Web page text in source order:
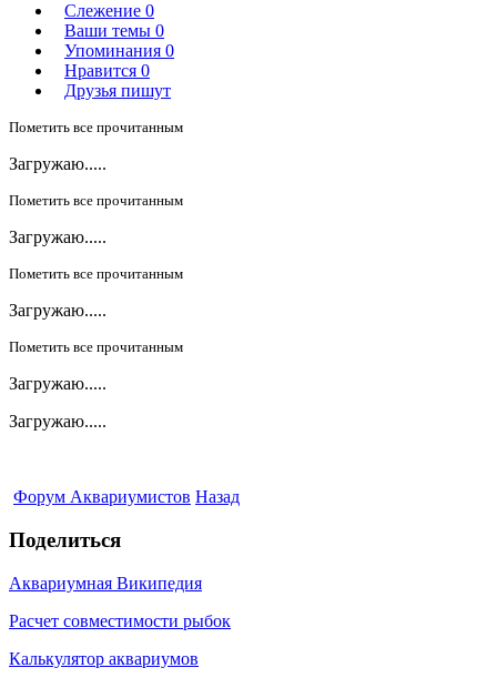
Слежение 0
Ваши темы 0
Упоминания 0
Нравится 0
Друзья пишут
Пометить все прочитанным
Загружаю.....
Пометить все прочитанным
Загружаю.....
Пометить все прочитанным
Загружаю.....
Пометить все прочитанным
Загружаю.....
Загружаю.....
Форум Аквариумистов Назад
Поделиться
Аквариумная Википедия
Расчет совместимости рыбок
Калькулятор аквариумов